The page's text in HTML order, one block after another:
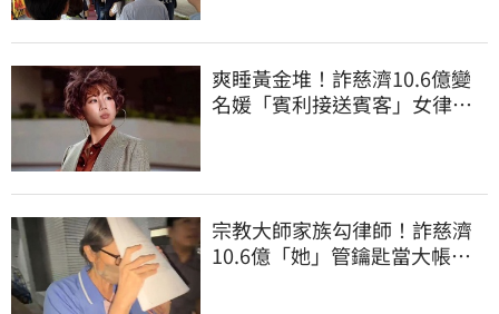
爽睡黃金堆！詐慈濟10.6億變
名媛「賓利接送賓客」女律師
宗教大師家族勾律師！詐慈濟
10.6億「她」管鑰匙當大帳